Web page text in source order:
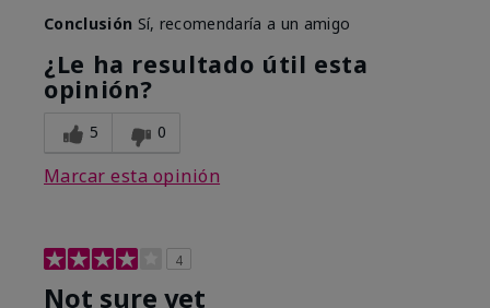
Conclusión Sí, recomendaría a un amigo
¿Le ha resultado útil esta
opinión?
5 0
Marcar esta opinión
4
Not sure yet